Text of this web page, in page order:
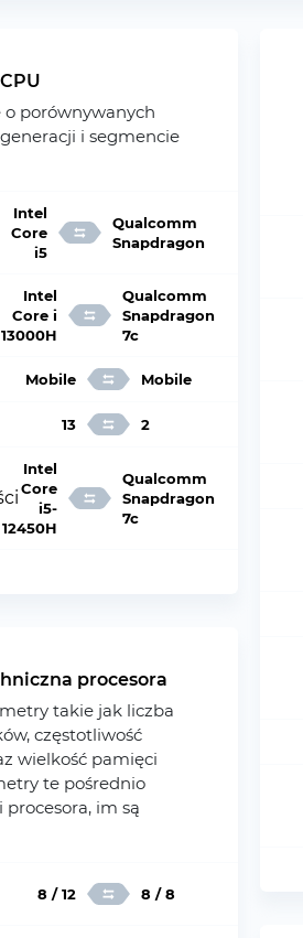
porównywanych
i segmencie
Intel
Core
i5
Qualcomm
Snapdragon
Intel
Core i
13000H
Qualcomm
Snapdragon
7c
Mobile Mobile
13 2
Intel
Core
i5-
12450H
Qualcomm
Snapdragon
7c
procesora
takie jak liczba
częstotliwość
wielkość pamięci
te pośrednio
procesora, im są
8 / 12 8 / 8